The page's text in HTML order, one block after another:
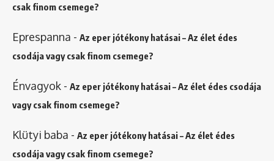
csak finom csemege?
Eprespanna - Az eper jótékony hatásai – Az élet édes
csodája vagy csak finom csemege?
Énvagyok - Az eper jótékony hatásai – Az élet édes csodája
vagy csak finom csemege?
Klütyi baba - Az eper jótékony hatásai – Az élet édes
csodája vagy csak finom csemege?